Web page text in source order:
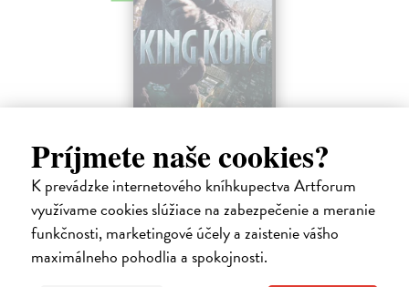
Príjmete naše cookies?
K prevádzke internetového kníhkupectva Artforum
využívame cookies slúžiace na zabezpečenie a meranie
funkčnosti, marketingové účely a zaistenie vášho
maximálneho pohodlia a spokojnosti.
King Kong - DVD
Jackson Peter| Film
Držitel Ceny Akademie® režisér* Peter Jackson (Trilogie Pán
prstenů) vám přináší nový velkolepý film o King Kongovi. Naomi
Watts, Adrien Brody a Jack Black se představují jako hvězdy
atraktivní podívané…
Na sklade